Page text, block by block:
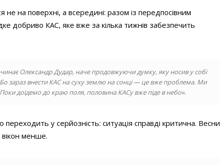
не на поверхні, а всередині: разом із передпосівним
добриво КАС, яке вже за кілька тижнів забезпечить
Олександр Дудар, наче продовжуючи думку, яку носив у собі
зараз внести КАС на суху землю на сонці — це вже проблема. Ми
Поки доїдемо до краю поля, половина КАСу вже піде в небо».
переходить у серйозність: ситуація справді критична. Весни
менше.